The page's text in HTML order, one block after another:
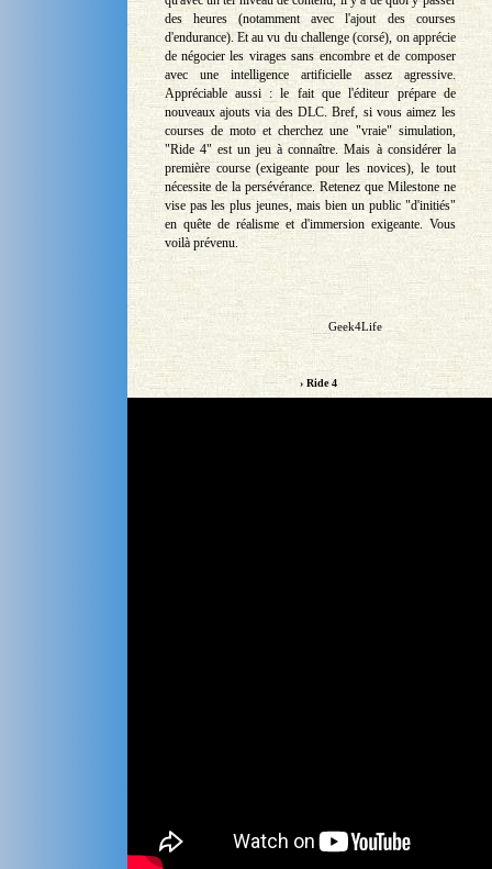
des heures (notamment avec l'ajout des courses
d'endurance). Et au vu du challenge (corsé), on apprécie
de négocier les virages sans encombre et de composer
avec une intelligence artificielle assez agressive.
Appréciable aussi : le fait que l'éditeur prépare de
nouveaux ajouts via des DLC. Bref, si vous aimez les
courses de moto et cherchez une "vraie" simulation,
"Ride 4" est un jeu à connaître. Mais à considérer la
première course (exigeante pour les novices), le tout
nécessite de la persévérance. Retenez que Milestone ne
vise pas les plus jeunes, mais bien un public "d'initiés"
en quête de réalisme et d'immersion exigeante. Vous
voilà prévenu.
Geek4Life
› Ride 4